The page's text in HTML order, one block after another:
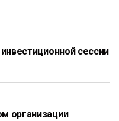
сессии
организации